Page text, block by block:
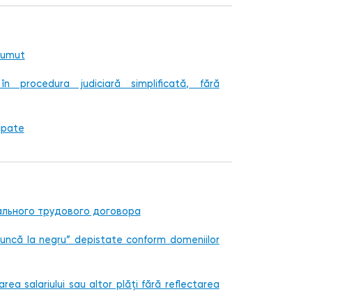
procedura judiciară simplificată, fără
трудового договора
la negru” depistate conform domeniilor
salariului sau altor plăţi fără reflectarea